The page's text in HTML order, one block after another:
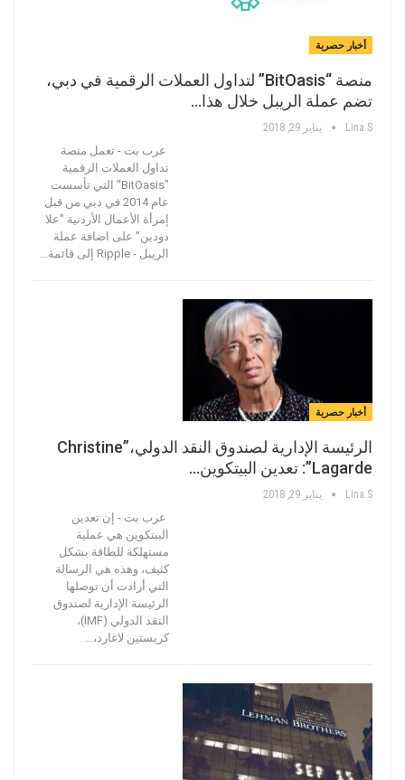
أخبار حصرية
منصة “BitOasis” لتداول العملات الرقمية في دبي،
تضم عملة الريبل خلال هذا…
Lina.s يناير 29, 2018
عرب بت - تعمل منصة
تداول العملات الرقمية
"BitOasis" التي تأسست
عام 2014 في دبي من قبل
إمرأة الأعمال الأردنية "علا
دودين" على اضافة عملة
الريبل - Ripple إلى قائمة…
أخبار حصرية
الرئيسة الإدارية لصندوق النقد الدولي،”Christine
Lagarde”: تعدين البيتكوين…
Lina.s يناير 29, 2018
عرب بت - إن تعدين
البيتكوين هي عملية
مستهلكة للطاقة بشكل
كثيف، وهذه هي الرسالة
التي أرادت أن توصلها
الرئيسة الإدارية لصندوق
النقد الدولي (IMF)،
كريستين لاغارد،…